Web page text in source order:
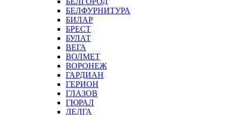
БЕЛФУРНИТУРА
БИЛАР
БРЕСТ
БУЛАТ
ВЕГА
ВОЛМЕТ
ВОРОНЕЖ
ГАРДИАН
ГЕРИОН
ГЛАЗОВ
ГЮРАЛ
ДЕЛГА